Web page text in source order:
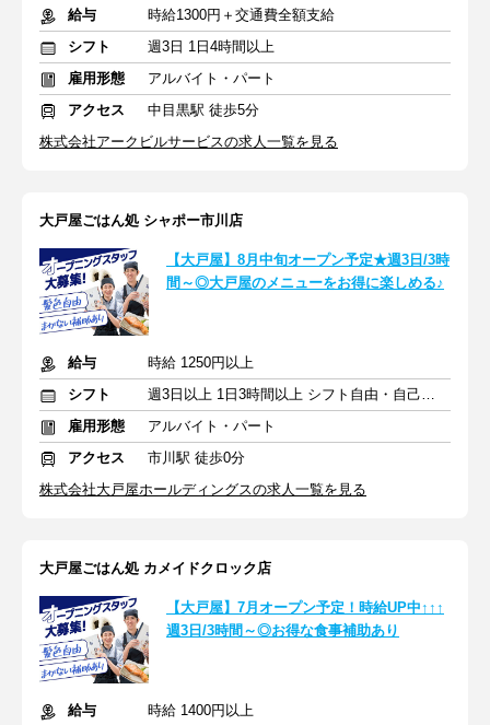
給与
時給1300円＋交通費全額支給
シフト
週3日 1日4時間以上
雇用形態
アルバイト・パート
アクセス
中目黒駅 徒歩5分
株式会社アークビルサービスの求人一覧を見る
大戸屋ごはん処 シャポー市川店
【大戸屋】8月中旬オープン予定★週3日/3時
間～◎大戸屋のメニューをお得に楽しめる♪
給与
時給 1250円以上
シフト
週3日以上 1日3時間以上 シフト自由・自己申告
雇用形態
アルバイト・パート
アクセス
市川駅 徒歩0分
株式会社大戸屋ホールディングスの求人一覧を見る
大戸屋ごはん処 カメイドクロック店
【大戸屋】7月オープン予定！時給UP中↑↑↑
週3日/3時間～◎お得な食事補助あり
給与
時給 1400円以上